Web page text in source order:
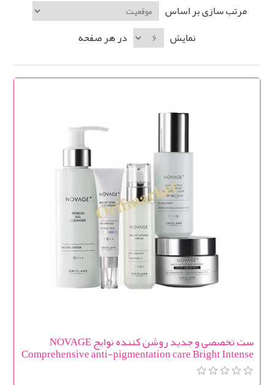
مرتب سازی بر اساس
نمایش
در هر صفحه
ست تخصصی و جدید روشن کننده نوایج NOVAGE
Comprehensive anti-pigmentation care Bright Intense